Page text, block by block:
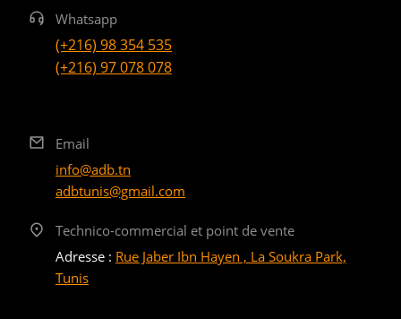
Whatsapp
(+216) 98 354 535
(+216) 97 078 078
Email
info@adb.tn
adbtunis@gmail.com
Technico-commercial et point de vente
Adresse : Rue Jaber Ibn Hayen , La Soukra Park,
Tunis